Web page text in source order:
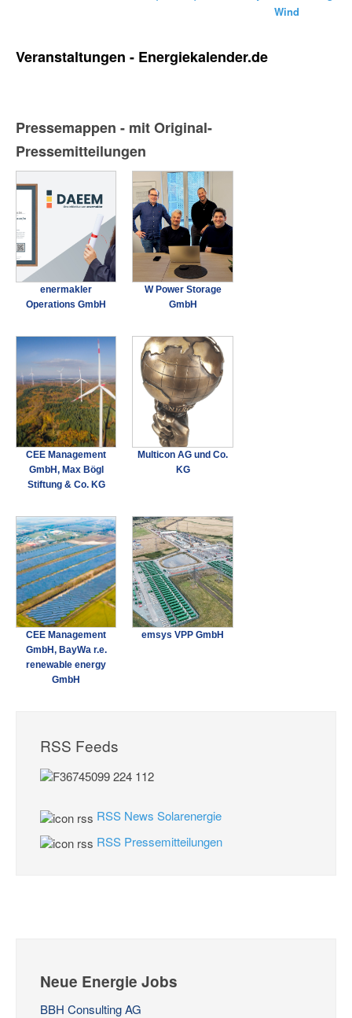
Wind
Veranstaltungen - Energiekalender.de
Pressemappen - mit Original-
Pressemitteilungen
enermakler
Operations GmbH
W Power Storage
GmbH
CEE Management
GmbH, Max Bögl
Stiftung & Co. KG
Multicon AG und Co.
KG
CEE Management
GmbH, BayWa r.e.
renewable energy
GmbH
emsys VPP GmbH
RSS Feeds
RSS News Solarenergie
RSS Pressemitteilungen
Neue Energie Jobs
BBH Consulting AG